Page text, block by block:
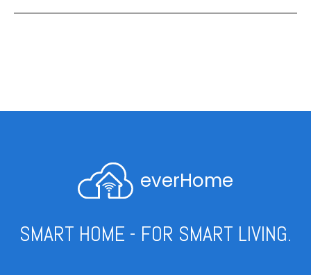
everHome
SMART HOME - FOR SMART LIVING.